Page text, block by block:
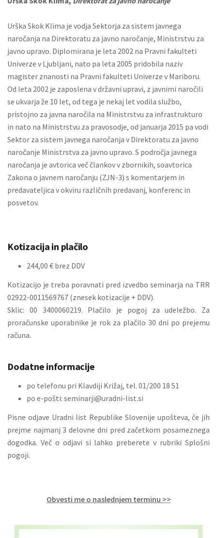
Urška Skok Klima je vodja Sektorja za sistem javnega
naročanja na Direktoratu za javno naročanje, Ministrstvu za
javno upravo. Diplomirana je leta 2002 na Pravni fakulteti
Univerze v Ljubljani, nato pa leta 2005 pridobila naziv
magister znanosti na Pravni fakulteti Univerze v Mariboru.
Od leta 2002 je zaposlena v državni upravi, z javnimi naročili
se ukvarja že 10 let, od tega je nekaj let vodila službo,
pristojno za javna naročila na Ministrstvu za infrastrukturo
in nato na Ministrstvu za pravosodje, od januarja 2015 pa vodi
Sektor za sistem javnega naročanja v Direktoratu za javno
naročanje Ministrstva za javno upravo. S področja javnega
naročanja je avtorica več člankov v zbornikih, soavtorica
Zakona o javnem naročanju (ZJN-3) s komentarjem in
predavateljica v okviru različnih predavanj, konferenc in
posvetov.
Kotizacija in plačilo
244,00 € brez DDV
Kotizacijo je treba poravnati pred izvedbo seminarja na TRR
02922-0011569767 (znesek kotizacije + DDV).
Sklic: 00 3400060219. Plačilo je pogoj za udeležbo. Za
proračunske uporabnike je rok za plačilo 30 dni po prejemu
računa.
Dodatne informacije
po telefonu pri Klavdiji Križaj, tel. 01/200 18 51
po e-pošti: seminarji@uradni-list.si
Pisne odjave Uradni list Republike Slovenije upošteva, če jih
prejme najmanj 3 delovne dni pred začetkom posameznega
dogodka. Več o odjavi si lahko preberete v rubriki Splošni
pogoji.
Obvesti me o naslednjem terminu >>